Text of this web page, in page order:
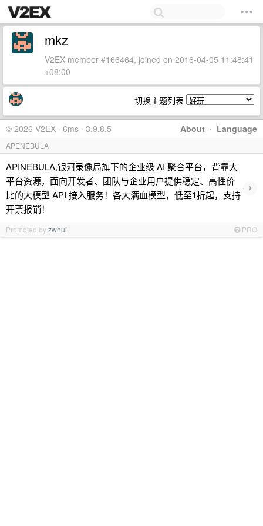
mkz
V2EX member #166464, joined on 2016-04-05 11:48:41
+08:00
切换主题列表
About · Language
© 2026 V2EX · 6ms · 3.9.8.5
APENEBULA
APINEBULA,银河录像局旗下的企业级 AI 聚合平台，背靠大
平台资源，面向开发者、团队与企业用户提供稳定、高性价
比的大模型 API 接入服务！各大满血模型，低至1折起，支持
开票报销！
›
Promoted byzwhui PRO